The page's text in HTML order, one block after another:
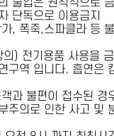
출입은 원칙적으로
단독으로 이용금지
, 폭죽,스파클라 등
) 전기용품 사용을
구역 입니다. 흡연은
과 불편이 접수된 경
주의로 인한 사고 및